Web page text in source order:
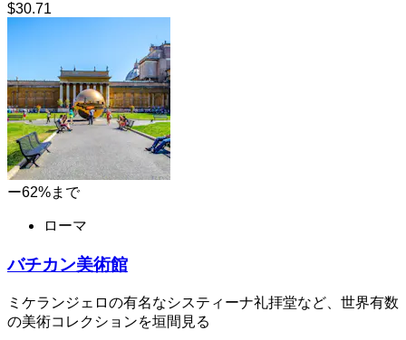
$30.71
ー62%まで
ローマ
バチカン美術館
ミケランジェロの有名なシスティーナ礼拝堂など、世界有数
の美術コレクションを垣間見る